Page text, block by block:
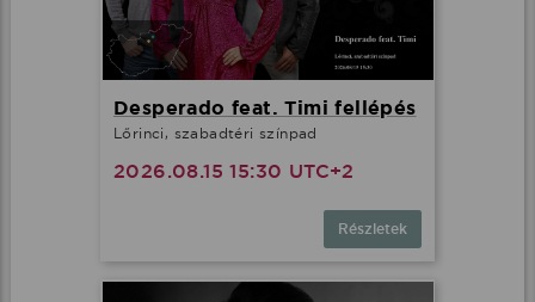
Desperado feat. Timi fellépés
Lőrinci, szabadtéri színpad
2026.08.15 15:30 UTC+2
Részletek